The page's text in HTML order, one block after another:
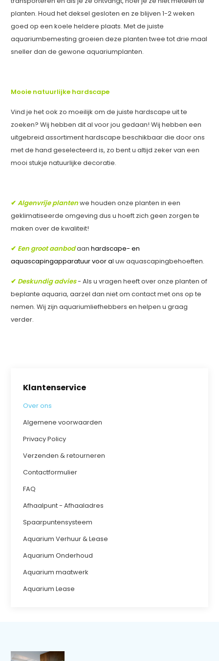
Klantenservice
Over ons
Algemene voorwaarden
Privacy Policy
Verzenden & retourneren
Contactformulier
FAQ
Afhaalpunt - Afhaaladres
Spaarpuntensysteem
Aquarium Verhuur & Lease
Aquarium Onderhoud
Aquarium maatwerk
Aquarium Lease
planten. Houd het deksel gesloten en ze blijven 1-2 weken
goed op een koele heldere plaats. Met de juiste
aquariumbemesting groeien deze planten twee tot drie maal
sneller dan de gewone aquariumplanten.
Mooie natuurlijke hardscape
Vind je het ook zo moeilijk om de juiste hardscape uit te
zoeken? Wij hebben dit al voor jou gedaan! Wij hebben een
uitgebreid assortiment hardscape beschikbaar die door ons
met de hand geselecteerd is, zo bent u altijd zeker van een
mooi stukje natuurlijke decoratie.
✔Algenvrije plantenwe houden onze planten in een
geklimatiseerde omgeving dus u hoeft zich geen zorgen te
maken over de kwaliteit!
✔ Een groot aanbodaanhardscape- en
aquascapingapparatuur voor al uw aquascapingbehoeften.
✔ Deskundig advies- Als u vragen heeft over onze planten of
beplante aquaria, aarzel dan niet om contact met ons op te
nemen. Wij zijn aquariumliefhebbers en helpen u graag
verder.